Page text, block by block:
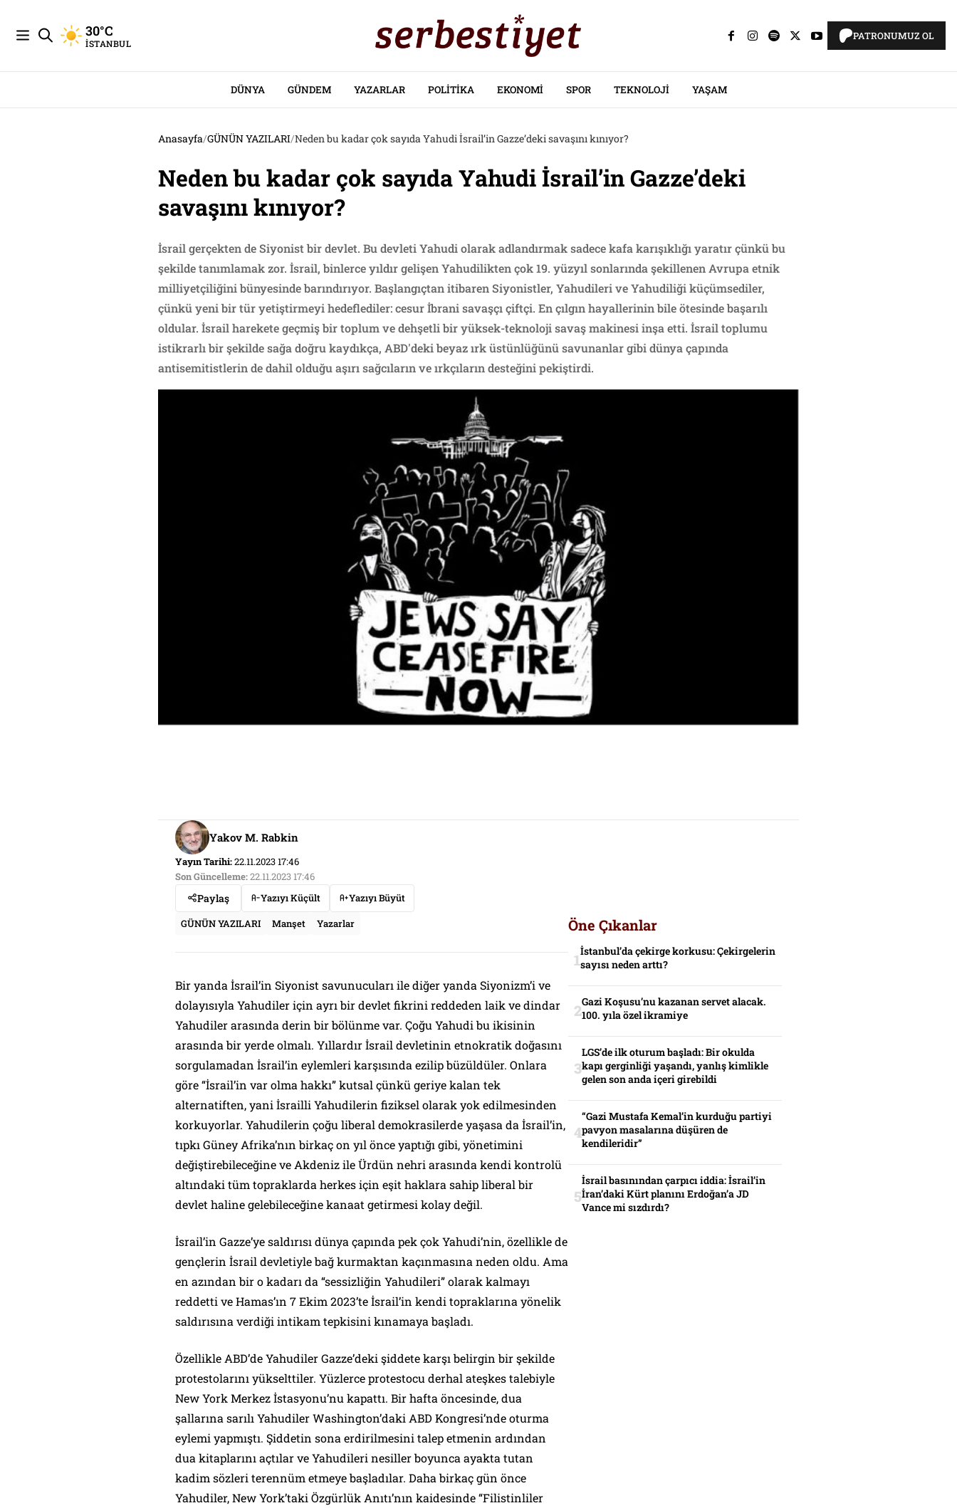
30°C
İSTANBUL
PATRONUMUZ OL
DÜNYA GÜNDEM YAZARLAR POLITIKA EKONOMI SPOR TEKNOLOJI YAŞAM
Anasayfa/GÜNÜN YAZILARI/Neden bu kadar çok sayıda Yahudi İsrail’in Gazze’deki savaşını kınıyor?
Neden bu kadar çok sayıda Yahudi İsrail’in Gazze’deki
savaşını kınıyor?
İsrail gerçekten de Siyonist bir devlet. Bu devleti Yahudi olarak adlandırmak sadece kafa karışıklığı yaratır çünkü bu
şekilde tanımlamak zor. İsrail, binlerce yıldır gelişen Yahudilikten çok 19. yüzyıl sonlarında şekillenen Avrupa etnik
milliyetçiliğini bünyesinde barındırıyor. Başlangıçtan itibaren Siyonistler, Yahudileri ve Yahudiliği küçümsediler,
çünkü yeni bir tür yetiştirmeyi hedeflediler: cesur İbrani savaşçı çiftçi. En çılgın hayallerinin bile ötesinde başarılı
oldular. İsrail harekete geçmiş bir toplum ve dehşetli bir yüksek-teknoloji savaş makinesi inşa etti. İsrail toplumu
istikrarlı bir şekilde sağa doğru kaydıkça, ABD'deki beyaz ırk üstünlüğünü savunanlar gibi dünya çapında
antisemitistlerin de dahil olduğu aşırı sağcıların ve ırkçıların desteğini pekiştirdi.
Yakov M. Rabkin
Yayın Tarihi:22.11.2023 17:46
Son Güncelleme:22.11.2023 17:46
Paylaş Yazıyı Küçült
Yazıyı Büyüt
GÜNÜN YAZILARI
Manşet Yazarlar
Bir yanda İsrail’in Siyonist savunucuları ile diğer yanda Siyonizm’i ve
dolayısıyla Yahudiler için ayrı bir devlet fikrini reddeden laik ve dindar
Yahudiler arasında derin bir bölünme var. Çoğu Yahudi bu ikisinin
arasında bir yerde olmalı. Yıllardır İsrail devletinin etnokratik doğasını
sorgulamadan İsrail’in eylemleri karşısında ezilip büzüldüler. Onlara
göre “İsrail’in var olma hakkı” kutsal çünkü geriye kalan tek
alternatiften, yani İsrailli Yahudilerin fiziksel olarak yok edilmesinden
korkuyorlar. Yahudilerin çoğu liberal demokrasilerde yaşasa da İsrail’in,
tıpkı Güney Afrika’nın birkaç on yıl önce yaptığı gibi, yönetimini
değiştirebileceğine ve Akdeniz ile Ürdün nehri arasında kendi kontrolü
altındaki tüm topraklarda herkes için eşit haklara sahip liberal bir
devlet haline gelebileceğine kanaat getirmesi kolay değil.
İsrail’in Gazze’ye saldırısı dünya çapında pek çok Yahudi’nin, özellikle de
gençlerin İsrail devletiyle bağ kurmaktan kaçınmasına neden oldu. Ama
en azından bir o kadarı da “sessizliğin Yahudileri” olarak kalmayı
reddetti ve Hamas’ın 7 Ekim 2023’te İsrail’in kendi topraklarına yönelik
saldırısına verdiği intikam tepkisini kınamaya başladı.
Özellikle ABD’de Yahudiler Gazze’deki şiddete karşı belirgin bir şekilde
protestolarını yükselttiler. Yüzlerce protestocu derhal ateşkes talebiyle
New York Merkez İstasyonu’nu kapattı. Bir hafta öncesinde, dua
şallarına sarılı Yahudiler Washington’daki ABD Kongresi’nde oturma
eylemi yapmıştı. Şiddetin sona erdirilmesini talep etmenin ardından
dua kitaplarını açtılar ve Yahudileri nesiller boyunca ayakta tutan
kadim sözleri terennüm etmeye başladılar. Daha birkaç gün önce
Yahudiler, New York’taki Özgürlük Anıtı’nın kaidesinde “Filistinliler
Öne Çıkanlar
İstanbul’da çekirge korkusu: Çekirgelerin
sayısı neden arttı?
Gazi Koşusu’nu kazanan servet alacak.
100. yıla özel ikramiye
LGS’de ilk oturum başladı: Bir okulda
kapı gerginliği yaşandı, yanlış kimlikle
gelen son anda içeri girebildi
“Gazi Mustafa Kemal’in kurduğu partiyi
pavyon masalarına düşüren de
kendileridir”
İsrail basınından çarpıcı iddia: İsrail’in
İran’daki Kürt planını Erdoğan’a JD
Vance mi sızdırdı?